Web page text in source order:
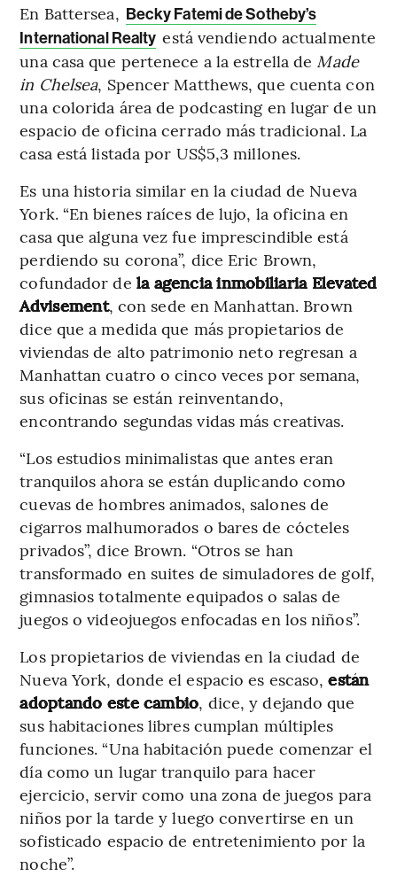
En Battersea, Becky Fatemi de Sotheby’s
International Realty está vendiendo actualmente
una casa que pertenece a la estrella de Made
in Chelsea, Spencer Matthews, que cuenta con
una colorida área de podcasting en lugar de un
espacio de oficina cerrado más tradicional. La
casa está listada por US$5,3 millones.
Es una historia similar en la ciudad de Nueva
York. “En bienes raíces de lujo, la oficina en
casa que alguna vez fue imprescindible está
perdiendo su corona”, dice Eric Brown,
cofundador de la agencia inmobiliaria Elevated
Advisement, con sede en Manhattan. Brown
dice que a medida que más propietarios de
viviendas de alto patrimonio neto regresan a
Manhattan cuatro o cinco veces por semana,
sus oficinas se están reinventando,
encontrando segundas vidas más creativas.
“Los estudios minimalistas que antes eran
tranquilos ahora se están duplicando como
cuevas de hombres animados, salones de
cigarros malhumorados o bares de cócteles
privados”, dice Brown. “Otros se han
transformado en suites de simuladores de golf,
gimnasios totalmente equipados o salas de
juegos o videojuegos enfocadas en los niños”.
Los propietarios de viviendas en la ciudad de
Nueva York, donde el espacio es escaso,están
adoptando este cambio, dice, y dejando que
sus habitaciones libres cumplan múltiples
funciones. “Una habitación puede comenzar el
día como un lugar tranquilo para hacer
ejercicio, servir como una zona de juegos para
niños por la tarde y luego convertirse en un
sofisticado espacio de entretenimiento por la
noche”.